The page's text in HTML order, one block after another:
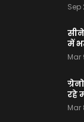
Sep
में
Mar
रहे
Mar